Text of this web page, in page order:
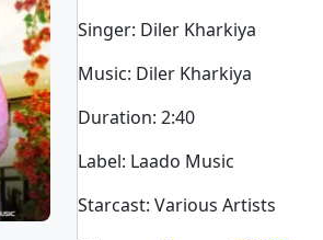
Singer: Diler Kharkiya
Music: Diler Kharkiya
Duration:2:40
Label: Laado Music
Starcast: Various Artists